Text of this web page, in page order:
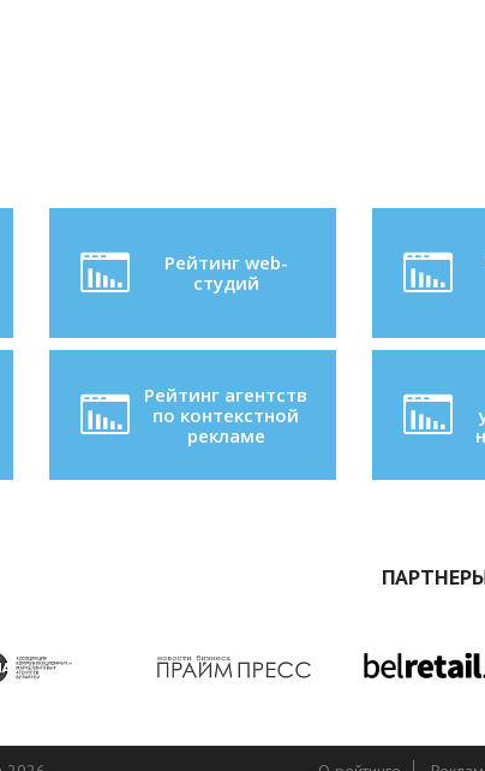
Рейтинг web-
студий
Рейтинг агентств
по контекстной
рекламе